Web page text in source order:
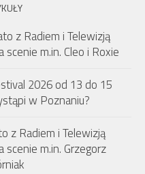
z Radiem i Telewizją
scenie m.in. Cleo i Roxie
2026 od 13 do 15
w Poznaniu?
z Radiem i Telewizją
scenie m.in. Grzegorz